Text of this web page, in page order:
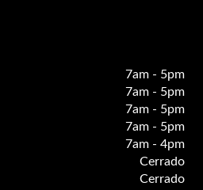
7am - 5pm
7am - 5pm
7am - 5pm
7am - 5pm
7am - 4pm
Cerrado
Cerrado